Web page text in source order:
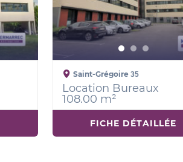
Saint-Grégoire35
Location Bureaux
108.00 m²
FICHE DÉTAILLÉE